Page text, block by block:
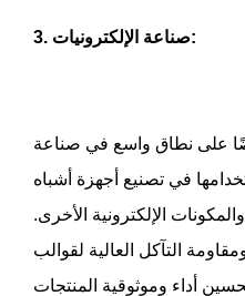
3. صناعة الإلكترونيات:
على نطاق واسع في صناعة
في تصنيع أجهزة أشباه
الإلكترونية الأخرى.
التآكل العالية لقوالب
أداء وموثوقية المنتجات